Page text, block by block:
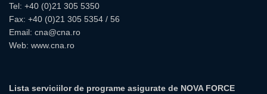
Tel: +40 (0)21 305 5350
Fax: +40 (0)21 305 5354 / 56
Email: cna@cna.ro
Web: www.cna.ro
Lista serviciilor de programe asigurate de NOVA FORCE